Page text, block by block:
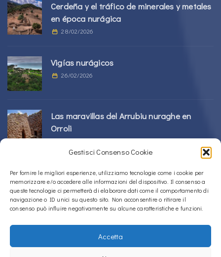
Gestisci Consenso Cookie
Per fornire le migliori esperienze, utilizziamo tecnologie come i cookie per
memorizzare e/o accedere alle informazioni del dispositivo. Il consenso a
queste tecnologie ci permetterà di elaborare dati come il comportamento di
navigazione o ID unici su questo sito. Non acconsentire o ritirare il
consenso può influire negativamente su alcune caratteristiche e funzioni.
Accetta
Cerdeña y el tráfico de minerales y metales
en época nurágica
28/02/2026
Vigías nurágicos
26/02/2026
Las maravillas del Arrubiu nuraghe en
Orroli
24/02/2026
Complejo Sos Nurattolos Nuragic en Alà
dei Sardi
23/02/2026
Copyright © 2020 – 2026La Sardegna verso l'Unesco